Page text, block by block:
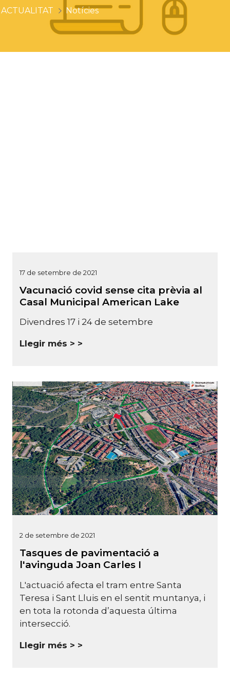
ACTUALITAT Notícies
17 de setembre de 2021
Vacunació covid sense cita prèvia al
Casal Municipal American Lake
Divendres 17 i 24 de setembre
Llegir més >
2 de setembre de 2021
Tasques de pavimentació a
l'avinguda Joan Carles I
L'actuació afecta el tram entre Santa
Teresa i Sant Lluis en el sentit muntanya, i
en tota la rotonda d’aquesta última
intersecció.
Llegir més >